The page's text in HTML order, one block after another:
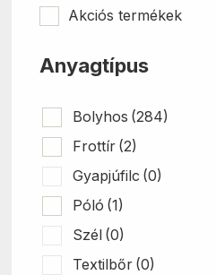
Akciós termékek
Anyagtípus
Bolyhos (284)
Frottír (2)
Gyapjúfilc (0)
Póló (1)
Szél (0)
Textilbőr (0)